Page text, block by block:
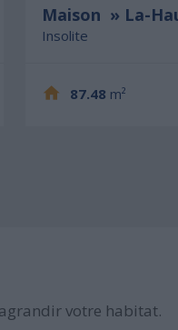
Maison » La-
Insolite
87.48 m²
votre habitat.